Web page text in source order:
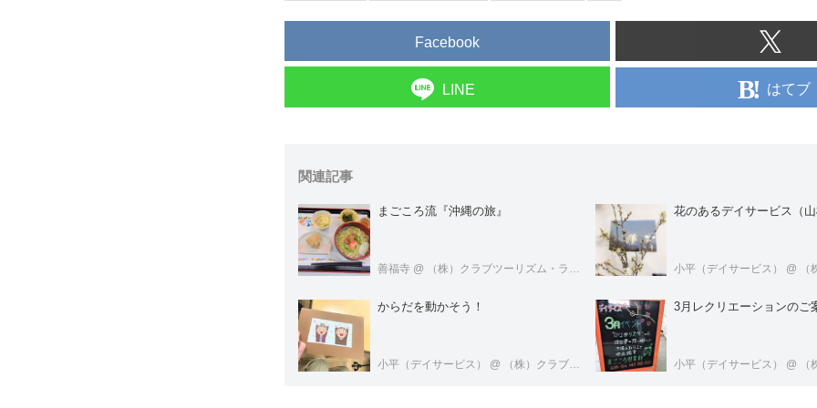
Facebook
LINE はてブ
関連記事
まごころ流『沖縄の旅』
善福寺 @ （株）クラブツーリズム・ライフケアサービス
花のあるデイサービス（山
小平（デイサービス） @ （株）クラブ
からだを動かそう！
小平（デイサービス） @ （株）クラブツーリズム・ライフケアサービス
3月レクリエーションのご
小平（デイサービス） @ （株）クラブ